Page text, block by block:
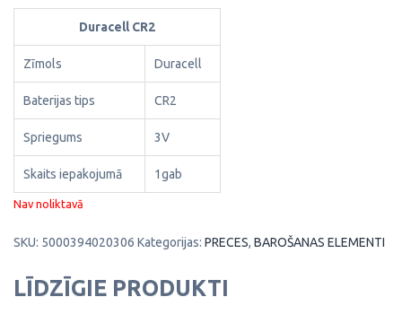
Duracell CR2
Zīmols Duracell
Baterijas tips CR2
Spriegums 3V
Skaits iepakojumā 1gab
Nav noliktavā
SKU: 5000394020306 Kategorijas: PRECES, BAROŠANAS ELEMENTI
LĪDZĪGIE PRODUKTI